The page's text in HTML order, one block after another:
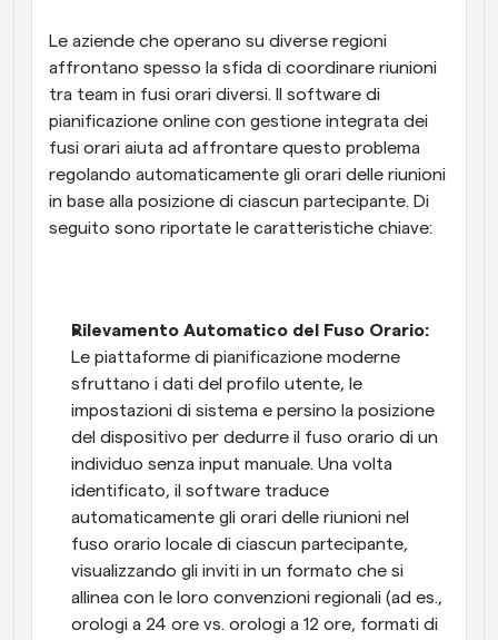
Le aziende che operano su diverse regioni
affrontano spesso la sfida di coordinare riunioni
tra team in fusi orari diversi. Il software di
pianificazione online con gestione integrata dei
fusi orari aiuta ad affrontare questo problema
regolando automaticamente gli orari delle riunioni
in base alla posizione di ciascun partecipante. Di
seguito sono riportate le caratteristiche chiave:
Rilevamento Automatico del Fuso Orario:
Le piattaforme di pianificazione moderne
sfruttano i dati del profilo utente, le
impostazioni di sistema e persino la posizione
del dispositivo per dedurre il fuso orario di un
individuo senza input manuale. Una volta
identificato, il software traduce
automaticamente gli orari delle riunioni nel
fuso orario locale di ciascun partecipante,
visualizzando gli inviti in un formato che si
allinea con le loro convenzioni regionali (ad es.,
orologi a 24 ore vs. orologi a 12 ore, formati di